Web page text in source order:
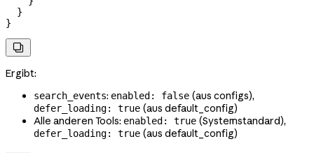
  }
}

Ergibt:
search_events: enabled: false (aus configs),
defer_loading: true (aus default_config)
Alle anderen Tools: enabled: true (Systemstandard),
defer_loading: true (aus default_config)